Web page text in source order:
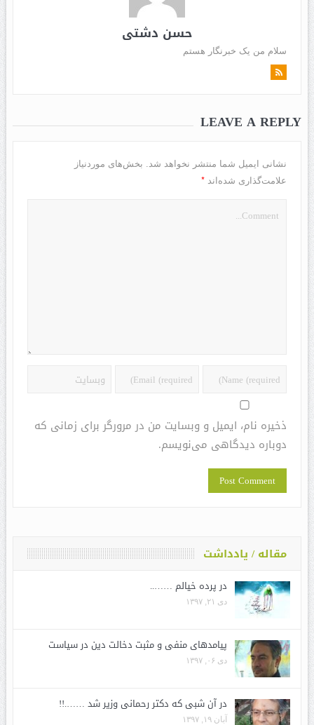
حسن دشتی
سلام من یک خبرنگار هستم
LEAVE A REPLY
نشانی ایمیل شما منتشر نخواهد شد. بخش‌های موردنیاز
علامت‌گذاری شده‌اند *
ذخیره نام، ایمیل و وبسایت من در مرورگر برای زمانی که
دوباره دیدگاهی می‌نویسم.
مقاله / یادداشت
در پرده خیالم ……..
دی ۲۱, ۱۳۹۷
پیامدهای منفی و مثبت دخالت دین در سیاست
دی ۰۶, ۱۳۹۷
در آن شبی که دکتر رحمانی وزیر شد …….!!
آبان ۱۹, ۱۳۹۷